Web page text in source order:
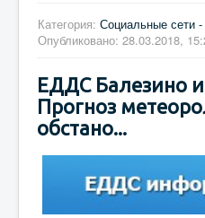
Категория: Социальные сети
Опубликовано: 28.03.2018,
ЕДДС Балезино
Прогноз
обстано...